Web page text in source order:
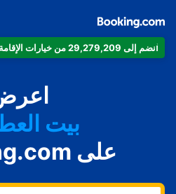
انضم إلى 29,279,209 من خيارات الإقامة الأخرى
بيت
شقتكعلى Booking.com